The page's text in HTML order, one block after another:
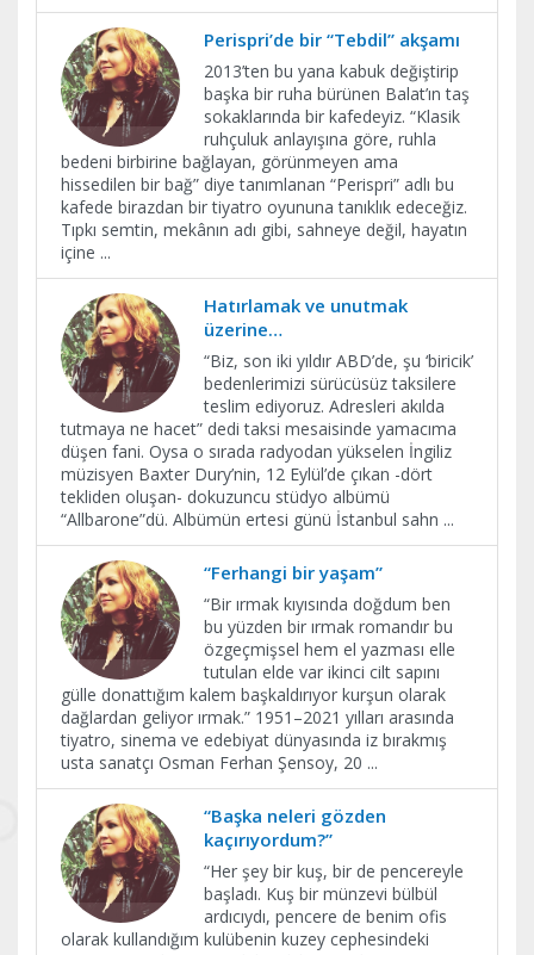
Perispri’de bir “Tebdil” akşamı
2013’ten bu yana kabuk değiştirip
başka bir ruha bürünen Balat’ın taş
sokaklarında bir kafedeyiz. “Klasik
ruhçuluk anlayışına göre, ruhla
bedeni birbirine bağlayan, görünmeyen ama
hissedilen bir bağ” diye tanımlanan “Perispri” adlı bu
kafede birazdan bir tiyatro oyununa tanıklık edeceğiz.
Tıpkı semtin, mekânın adı gibi, sahneye değil, hayatın
içine ...
Hatırlamak ve unutmak
üzerine…
“Biz, son iki yıldır ABD’de, şu ‘biricik’
bedenlerimizi sürücüsüz taksilere
teslim ediyoruz. Adresleri akılda
tutmaya ne hacet” dedi taksi mesaisinde yamacıma
düşen fani. Oysa o sırada radyodan yükselen İngiliz
müzisyen Baxter Dury’nin, 12 Eylül’de çıkan -dört
tekliden oluşan- dokuzuncu stüdyo albümü
“Allbarone”dü. Albümün ertesi günü İstanbul sahn ...
“Ferhangi bir yaşam”
“Bir ırmak kıyısında doğdum ben
bu yüzden bir ırmak romandır bu
özgeçmişsel hem el yazması elle
tutulan elde var ikinci cilt sapını
gülle donattığım kalem başkaldırıyor kurşun olarak
dağlardan geliyor ırmak.” 1951–2021 yılları arasında
tiyatro, sinema ve edebiyat dünyasında iz bırakmış
usta sanatçı Osman Ferhan Şensoy, 20 ...
“Başka neleri gözden
kaçırıyordum?”
“Her şey bir kuş, bir de pencereyle
başladı. Kuş bir münzevi bülbül
ardıcıydı, pencere de benim ofis
olarak kullandığım kulübenin kuzey cephesindeki